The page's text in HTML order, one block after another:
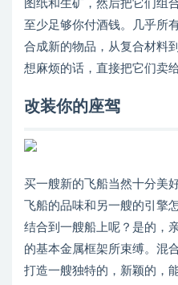
图纸和生矿，然后把它们组
至少足够你付酒钱。几乎所
合成新的物品，从复合材料
想麻烦的话，直接把它们卖
改装你的座驾
买一艘新的飞船当然十分美
飞船的品味和另一艘的引擎
结合到一艘船上呢？是的，
的基本金属框架所束缚。混
打造一艘独特的，新颖的，